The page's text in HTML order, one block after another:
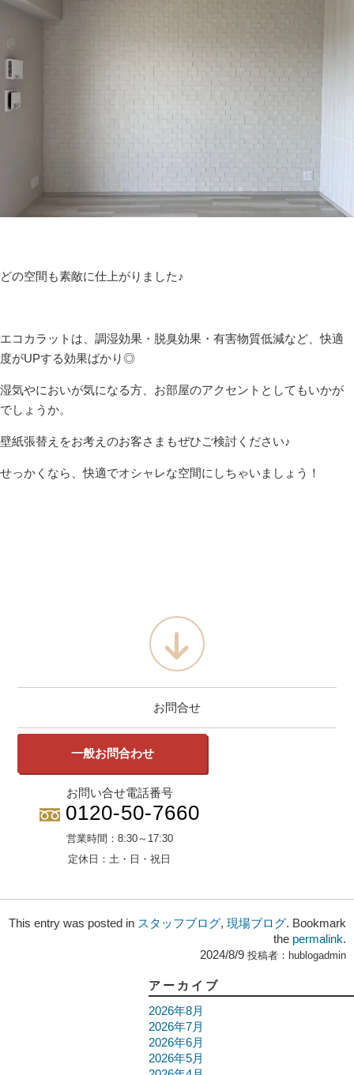
どの空間も素敵に仕上がりました♪
エコカラットは、調湿効果・脱臭効果・有害物質低減など、快適
度がUPする効果ばかり◎
湿気やにおいが気になる方、お部屋のアクセントとしてもいかが
でしょうか。
壁紙張替えをお考えのお客さまもぜひご検討ください♪
せっかくなら、快適でオシャレな空間にしちゃいましょう！
お問合せ
一般お問合わせ
お問い合せ電話番号
0120-50-7660
営業時間： 8:30～17:30
定休日： 土・日・祝日
This entry was posted in スタッフブログ, 現場ブログ. Bookmark
the permalink.
2024/8/9 投稿者： hublogadmin
アーカイブ
2026年8月
2026年7月
2026年6月
2026年5月